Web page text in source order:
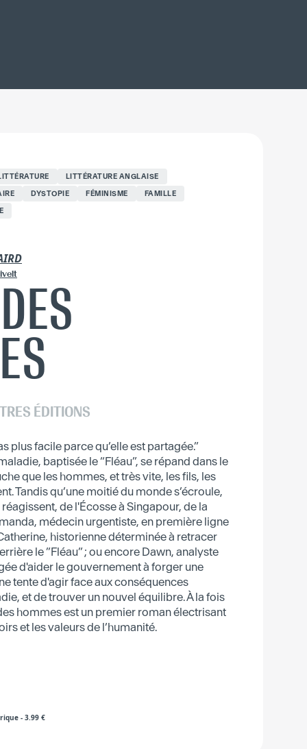
LITTÉRATURE ANGLAISE
DYSTOPIE FÉMINISME
FAMILLE
ÉDITIONS
plus facile parce qu’elle est partagée.”
baptisée le “Fléau”, se répand dans le
que les hommes, et très vite, les fils, les
Tandis qu’une moitié du monde s’écroule,
de l'Écosse à Singapour, de la
médecin urgentiste, en première ligne
historienne déterminée à retracer
le ”Fléau” ; ou encore Dawn, analyste
d'aider le gouvernement à forger une
tente d'agir face aux conséquences
et de trouver un nouvel équilibre. À la fois
hommes est un premier roman électrisant
et les valeurs de l’humanité.
- 3.99 €